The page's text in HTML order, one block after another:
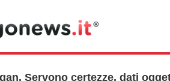
Servono certezze, dati